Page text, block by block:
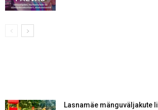
Lasnamäe mänguväljakute